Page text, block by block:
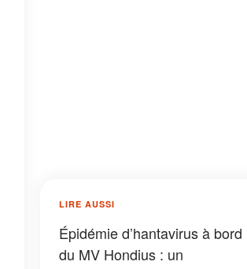
LIRE AUSSI
Épidémie d’hantavirus à bord
du MV Hondius : un